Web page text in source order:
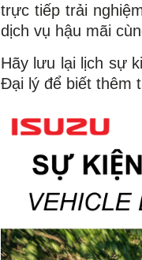
trực tiếp trải
dịch vụ hậu mãi
Hãy lưu lại lịch sự
Đại lý để biết thêm